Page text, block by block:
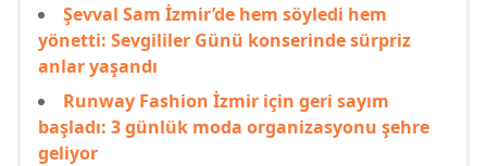
Şevval Sam İzmir’de hem söyledi hem
yönetti: Sevgililer Günü konserinde sürpriz
anlar yaşandı
Runway Fashion İzmir için geri sayım
başladı: 3 günlük moda organizasyonu şehre
geliyor